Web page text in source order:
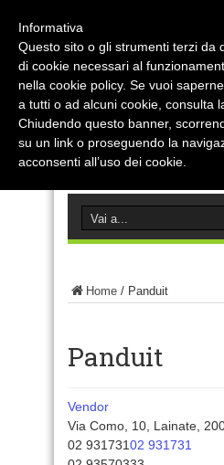
Home / Panduit
Panduit
Vendor
Via Como, 10, Lainate,
02 93173102 931731
Informativa
Questo sito o gli strumenti terzi da
di cookie necessari al
nella cookie policy. Se vuoi
a tutti o ad alcuni cookie, consulta
Chiudendo questo banner,
su un link o proseguendo la
acconsenti all’uso dei cookie.